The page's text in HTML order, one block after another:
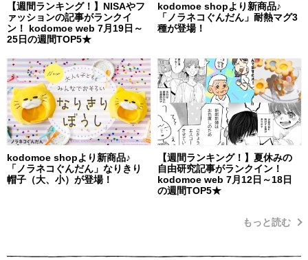
【週間ランキング！】NISAやフ
ァッションの記事がランクイ
ン！ kodomoe web 7月19日～
25日の週間TOP5★
kodomoe shopより新商品♪
「ノラネコぐんだん」耐熱マグ3
種が登場！
kodomoe shopより新商品♪
「ノラネコぐんだん」なりきり
帽子（大、小）が登場！
【週間ランキング！】夏休みの
自由研究記事がランクイン！
kodomoe web 7月12日～18日
の週間TOP5★
もっと読む